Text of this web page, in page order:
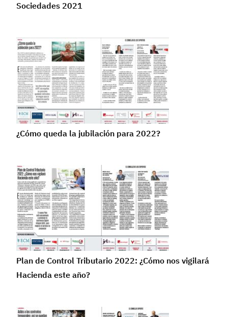
Sociedades 2021
¿Cómo queda la jubilación para 2022?
Plan de Control Tributario 2022: ¿Cómo nos vigilará
Hacienda este año?